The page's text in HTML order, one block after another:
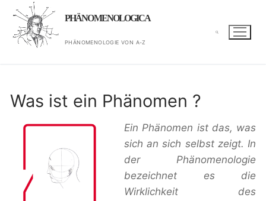
Zum
Inhalt
springen
PHÄNOMENOLOGICA
PHÄNOMENOLOGIE VON A-Z
Was ist ein Phänomen ?
Ein Phänomen ist das, was
sich an sich selbst zeigt. In
der Phänomenologie
bezeichnet es die
Wirklichkeit des